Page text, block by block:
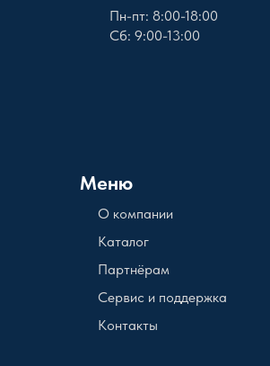
Меню
О компании
Пн-пт: 8:00-18:00
Сб: 9:00-13:00
Каталог
Партнёрам
Сервис и поддержка
Контакты